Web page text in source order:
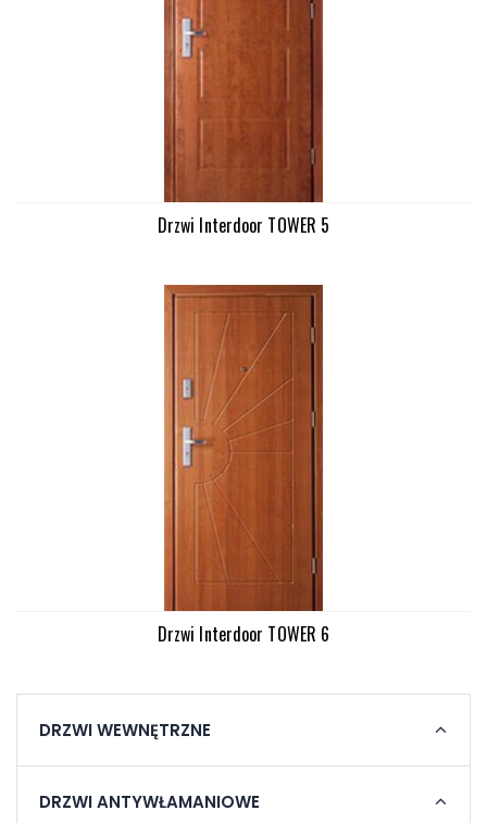
Drzwi Interdoor TOWER 5
Drzwi Interdoor TOWER 6
DRZWI WEWNĘTRZNE
DRZWI ANTYWŁAMANIOWE